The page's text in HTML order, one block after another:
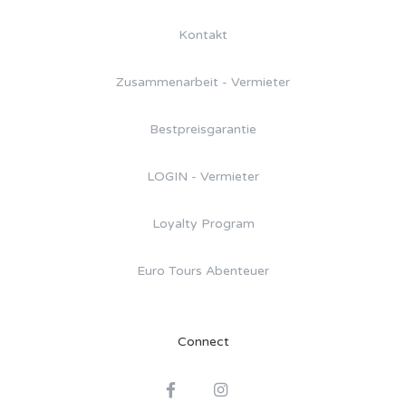
Kontakt
Zusammenarbeit - Vermieter
Bestpreisgarantie
LOGIN - Vermieter
Loyalty Program
Euro Tours Abenteuer
Connect